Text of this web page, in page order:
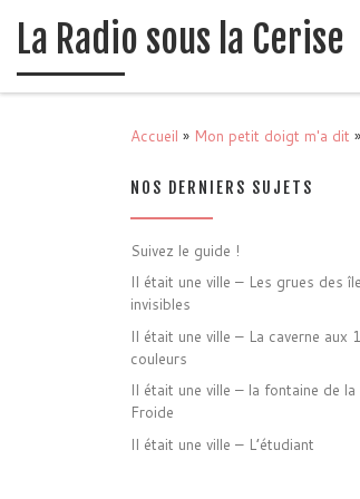
Passer au contenu
La Radio sous la Cerise
Accueil » Mon petit doigt m'a dit »
NOS DERNIERS SUJETS
Suivez le guide !
Il était une ville – Les grues des
invisibles
Il était une ville – La caverne aux
couleurs
Il était une ville – la fontaine de la
Froide
Il était une ville – L’étudiant